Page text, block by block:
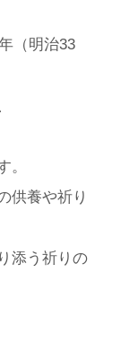
（明治33
。
供養や祈り
添う祈りの